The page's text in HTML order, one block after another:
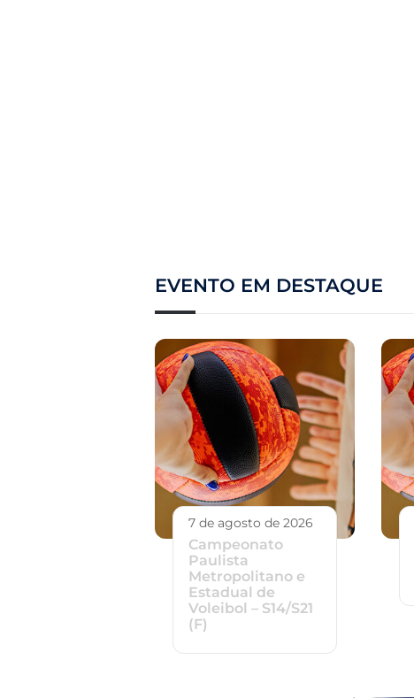
EVENTO EM DESTAQUE
7 de agosto de 2026
Campeonato
Paulista
Metropolitano e
Estadual de
Voleibol – S14/S21
(F)